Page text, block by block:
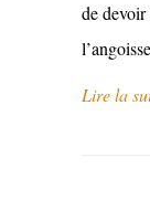
de devoir
Lire la